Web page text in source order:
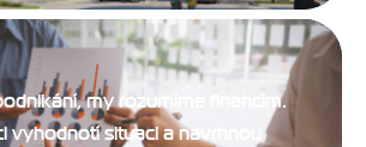
my rozumíme financím.
vyhodnotí situaci a navrhnou